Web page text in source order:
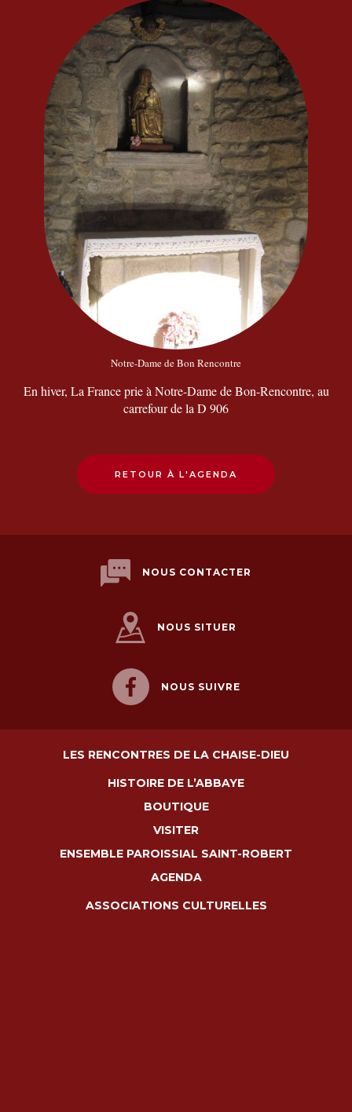
Notre-Dame de Bon Rencontre
En hiver, La France prie à Notre-Dame de Bon-Rencontre, au
carrefour de la D 906
RETOUR À L'AGENDA
NOUS CONTACTER
NOUS SITUER
NOUS SUIVRE
LES RENCONTRES DE LA CHAISE-DIEU
HISTOIRE DE L’ABBAYE
BOUTIQUE
VISITER
ENSEMBLE PAROISSIAL SAINT-ROBERT
AGENDA
ASSOCIATIONS CULTURELLES